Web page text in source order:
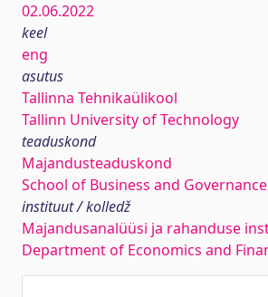
02.06.2022
keel
eng
asutus
Tallinna Tehnikaülikool
Tallinn University of Technology
teaduskond
Majandusteaduskond
School of Business and Governance
instituut / kolledž
Majandusanalüüsi ja rahanduse
Department of Economics and